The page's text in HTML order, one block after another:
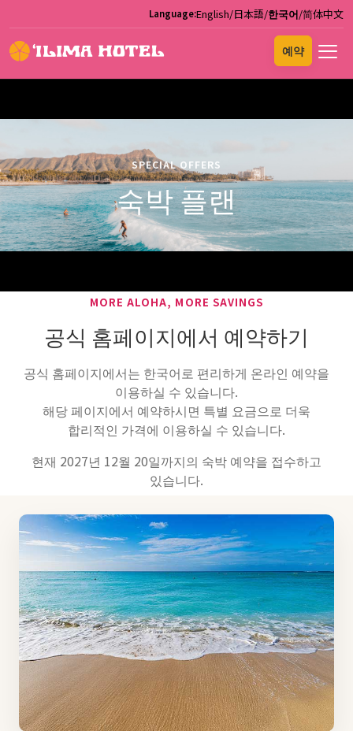
Language:English/日本語/한국어/简体中文
예약
SPECIAL OFFERS
숙박 플랜
MORE ALOHA, MORE SAVINGS
공식 홈페이지에서 예약하기
공식 홈페이지에서는 한국어로 편리하게 온라인 예약을
이용하실 수 있습니다.
해당 페이지에서 예약하시면 특별 요금으로 더욱
합리적인 가격에 이용하실 수 있습니다.
현재 2027년 12월 20일까지의 숙박 예약을 접수하고
있습니다.